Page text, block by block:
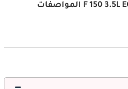
فورد F 150 3.5L ECOBOOST Shaseor المواصفات